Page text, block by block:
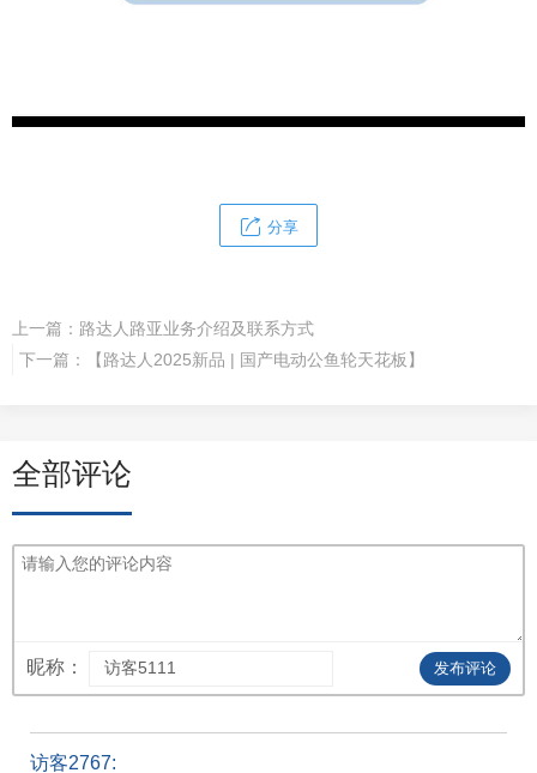
分享
上一篇： 路达人路亚业务介绍及联系方式
下一篇：
【路达人2025新品 | 国产电动公鱼轮天花板】
全部评论
昵称： 发布评论
访客2767: